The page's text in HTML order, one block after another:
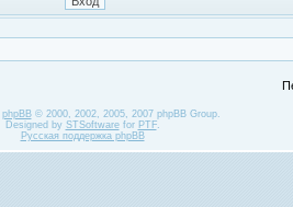
phpBB© 2000, 2002, 2005, 2007 phpBB Group.
Designed by STSoftwarefor PTF.
Русская поддержка phpBB